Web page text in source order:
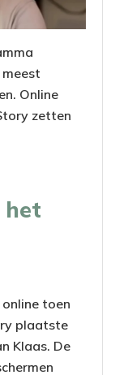
Online
zetten
het
toen
plaatste
Klaas. De